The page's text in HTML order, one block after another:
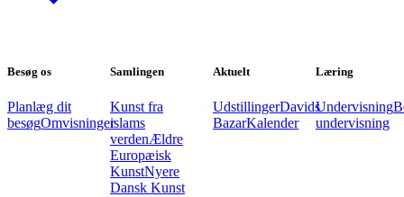
Besøg os
Planlæg dit
besøgOmvisninger
Samlingen
Kunst fra
islams
verdenÆldre
Europæisk
KunstNyere
Dansk Kunst
Aktuelt
UdstillingerDavids
BazarKalender
Læring
Undervisning
undervisning